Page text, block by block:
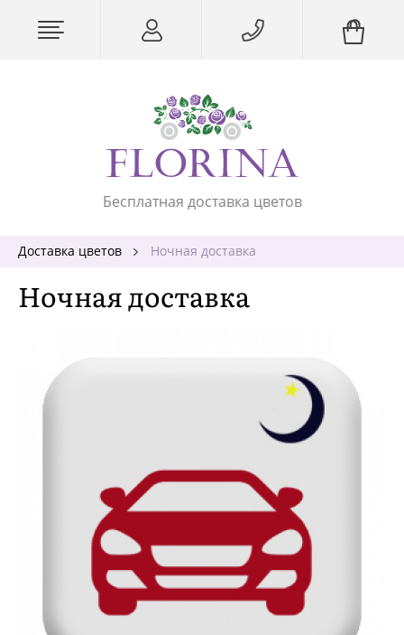
Бесплатная доставка цветов
Доставка цветов Ночная доставка
Ночная доставка